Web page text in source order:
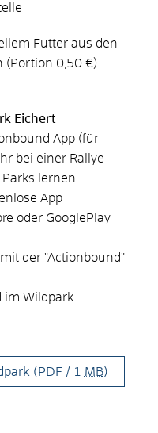
Futter aus den
(Portion 0,50 €)
Eichert
App (für
bei einer Rallye
lernen.
App
oder GooglePlay
der "Actionbound"
im Wildpark
(PDF / 1 MB)